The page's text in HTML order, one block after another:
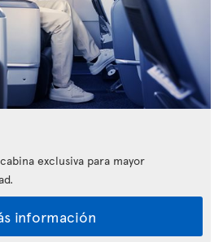
exclusiva para mayor
información